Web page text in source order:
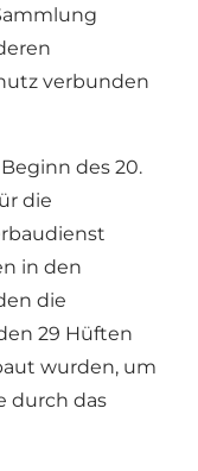
verbunden
des 20.
die
in den
die
29 Hüften
wurden, um
durch das